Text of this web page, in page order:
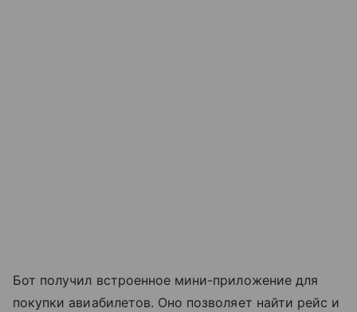
Бот получил встроенное мини-приложение для
покупки авиабилетов. Оно позволяет найти рейс и